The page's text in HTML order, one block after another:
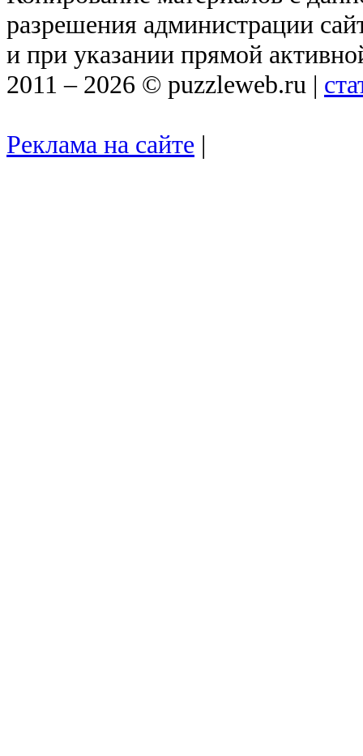
разрешения администрации
и при указании прямой
2011 – 2026 © puzzleweb.ru |
Реклама на сайте |